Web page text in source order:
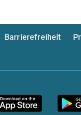
Barrierefreiheit